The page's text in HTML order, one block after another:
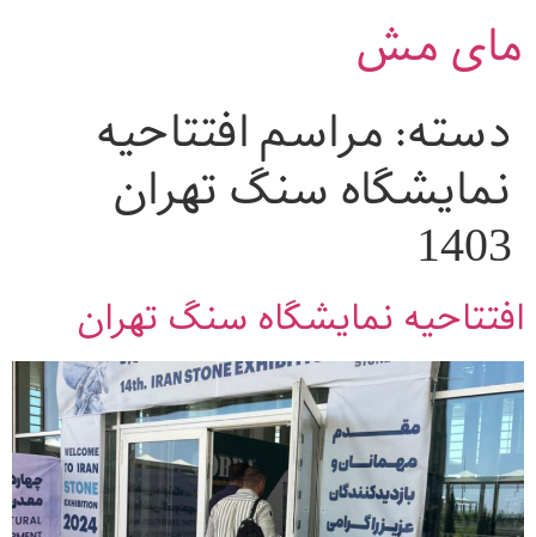
مای مش
دسته: مراسم افتتاحیه
نمایشگاه سنگ تهران
1403
افتتاحیه نمایشگاه سنگ تهران